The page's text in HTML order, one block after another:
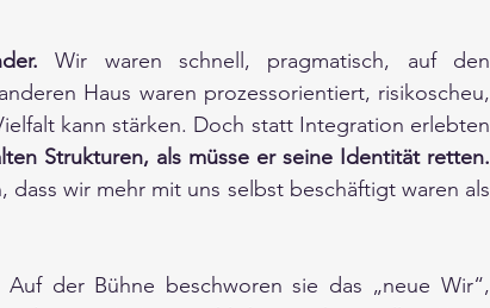
Wir waren schnell, pragmatisch, auf den
Haus waren prozessorientiert, risikoscheu,
kann stärken. Doch statt Integration erlebten
dass wir mehr mit uns selbst beschäftigt waren als
Auf der Bühne beschworen sie das „neue Wir“,